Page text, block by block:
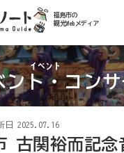
福島市の
観光Webメディア
ント・コン
日 2025.07.16
古関裕而記念